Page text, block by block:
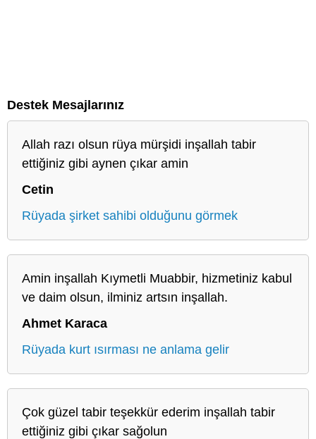
Destek Mesajlarınız
Allah razı olsun rüya mürşidi inşallah tabir
ettiğiniz gibi aynen çıkar amin
Cetin
Rüyada şirket sahibi olduğunu görmek
Amin inşallah Kıymetli Muabbir, hizmetiniz kabul
ve daim olsun, ilminiz artsın inşallah.
Ahmet Karaca
Rüyada kurt ısırması ne anlama gelir
Çok güzel tabir teşekkür ederim inşallah tabir
ettiğiniz gibi çıkar sağolun